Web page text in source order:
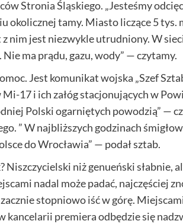
Stronia Śląskiego. „Jesteśmy
okolicznej tamy. Miasto liczące 5 tys.
nim jest niezwykle utrudniony. W
ma prądu, gazu, wody” — czytamy.
Jest komunikat wojska „Szef
17 i ich załóg stacjonujących w
Polski ogarniętych powodzią” —
” W najbliższych godzinach
do Wrocławia” — podał sztab.
Niszczycielski niż genueński słabnie,
nadal może padać, najczęściej
stopniowo iść w górę.
kancelarii premiera odbędzie się